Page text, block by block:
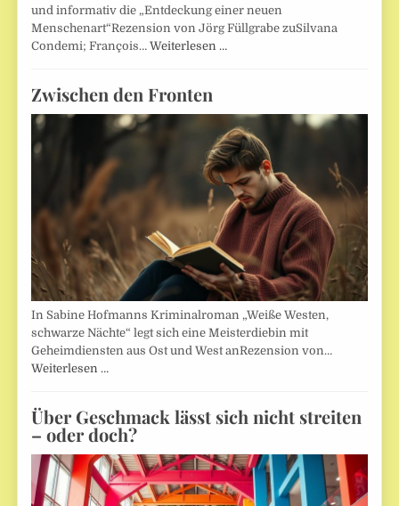
und informativ die „Entdeckung einer neuen
Menschenart“Rezension von Jörg Füllgrabe zuSilvana
Condemi; François…Weiterlesen …
Zwischen den Fronten
In Sabine Hofmanns Kriminalroman „Weiße Westen,
schwarze Nächte“ legt sich eine Meisterdiebin mit
Geheimdiensten aus Ost und West anRezension von…
Weiterlesen …
Über Geschmack lässt sich nicht streiten
– oder doch?